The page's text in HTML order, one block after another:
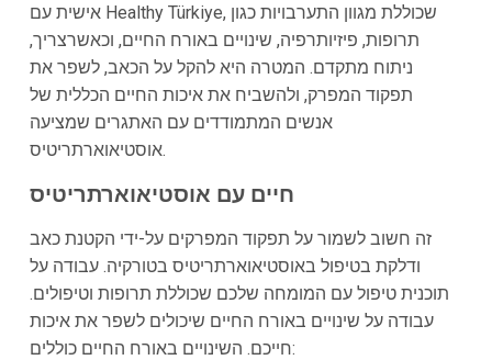
אישית עם Healthy Türkiye, שכוללת מגוון התערבויות כגון
תרופות, פיזיותרפיה, שינויים באורח החיים, וכאשרצריך,
ניתוח מתקדם. המטרה היא להקל על הכאב, לשפר את
תפקוד המפרק, ולהשביח את איכות החיים הכללית של
אנשים המתמודדים עם האתגרים שמציעה
אוסטיאוארתריטיס.
חיים עם אוסטיאוארתריטיס
זה חשוב לשמור על תפקוד המפרקים על-ידי הקטנת כאב
ודלקת בטיפול באוסטיאוארתריטיס בטורקיה. עבודה על
תוכנית טיפול עם המומחה שלכם שכוללת תרופות וטיפולים.
עבודה על שינויים באורח החיים שיכולים לשפר את איכות
חייכם. השינויים באורח החיים כוללים: